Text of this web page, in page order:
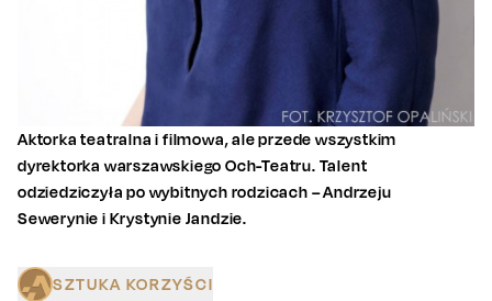
Aktorka teatralna i filmowa, ale przede wszystkim
dyrektorka warszawskiego Och-Teatru. Talent
odziedziczyła po wybitnych rodzicach – Andrzeju
Sewerynie i Krystynie Jandzie.
SZTUKA KORZYŚCI